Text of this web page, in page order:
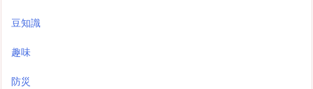
豆知識
趣味
防災